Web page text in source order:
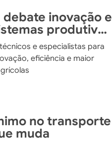
inovação e
produtivos
e especialistas para
eficiência e maior
no transporte
muda